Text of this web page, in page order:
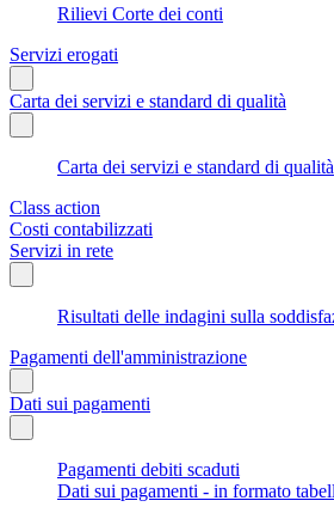
Rilievi Corte dei conti
Servizi erogati
Carta dei servizi e standard di qualità
Carta dei servizi e standard di qualità
Class action
Costi contabilizzati
Servizi in rete
Risultati delle indagini sulla
Pagamenti dell'amministrazione
Dati sui pagamenti
Pagamenti debiti scaduti
Dati sui pagamenti - in formato